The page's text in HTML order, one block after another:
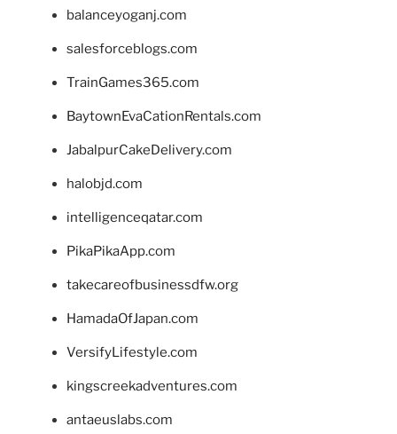
balanceyoganj.com
salesforceblogs.com
TrainGames365.com
BaytownEvaCationRentals.com
JabalpurCakeDelivery.com
halobjd.com
intelligenceqatar.com
PikaPikaApp.com
takecareofbusinessdfw.org
HamadaOfJapan.com
VersifyLifestyle.com
kingscreekadventures.com
antaeuslabs.com